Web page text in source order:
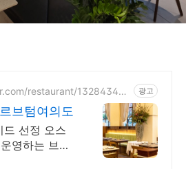
restaurant/132843479
광고
브텀여의도
드 선정 오스
영하는 브런